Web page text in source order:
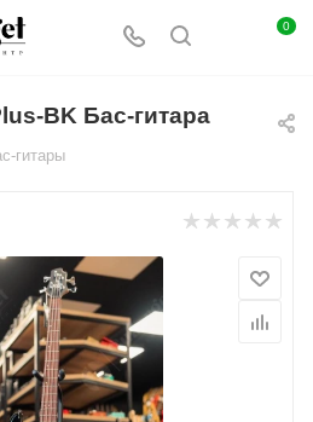
0
BK Бас-гитара
гитары